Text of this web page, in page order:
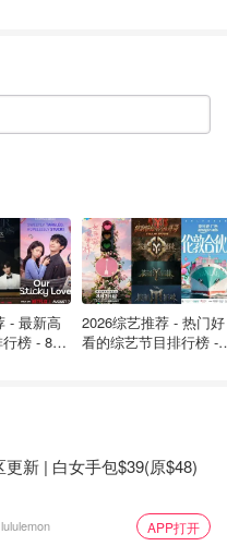
- 最新高
榜 - 8月
2026综艺推荐 - 热门好
看的综艺节目排行榜 -
更新 | 白女手包$39(原$48)
lululemon APP打开